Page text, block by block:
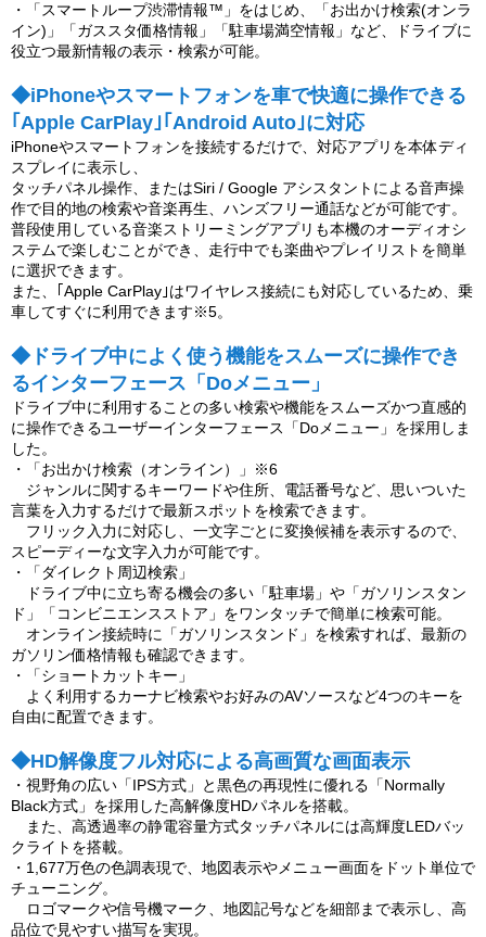
・「スマートループ渋滞情報™」をはじめ、「お出かけ検索(オンラ
イン)」「ガススタ価格情報」「駐車場満空情報」など、ドライブに
役立つ最新情報の表示・検索が可能。
◆iPhoneやスマートフォンを車で快適に操作できる
｢Apple CarPlay｣｢Android Auto｣に対応
iPhoneやスマートフォンを接続するだけで、対応アプリを本体ディ
スプレイに表示し、
タッチパネル操作、またはSiri / Google アシスタントによる音声操
作で目的地の検索や音楽再生、ハンズフリー通話などが可能です。
普段使用している音楽ストリーミングアプリも本機のオーディオシ
ステムで楽しむことができ、走行中でも楽曲やプレイリストを簡単
に選択できます。
また、｢Apple CarPlay｣はワイヤレス接続にも対応しているため、乗
車してすぐに利用できます※5。
◆ドライブ中によく使う機能をスムーズに操作でき
るインターフェース「Doメニュー」
ドライブ中に利用することの多い検索や機能をスムーズかつ直感的
に操作できるユーザーインターフェース「Doメニュー」を採用しま
した。
・「お出かけ検索（オンライン）」※6
ジャンルに関するキーワードや住所、電話番号など、思いついた
言葉を入力するだけで最新スポットを検索できます。
フリック入力に対応し、一文字ごとに変換候補を表示するので、
スピーディーな文字入力が可能です。
・「ダイレクト周辺検索」
ドライブ中に立ち寄る機会の多い「駐車場」や「ガソリンスタン
ド」「コンビニエンスストア」をワンタッチで簡単に検索可能。
オンライン接続時に「ガソリンスタンド」を検索すれば、最新の
ガソリン価格情報も確認できます。
・「ショートカットキー」
よく利用するカーナビ検索やお好みのAVソースなど4つのキーを
自由に配置できます。
◆HD解像度フル対応による高画質な画面表示
・視野角の広い「IPS方式」と黒色の再現性に優れる「Normally
Black方式」を採用した高解像度HDパネルを搭載。
また、高透過率の静電容量方式タッチパネルには高輝度LEDバッ
クライトを搭載。
・1,677万色の色調表現で、地図表示やメニュー画面をドット単位で
チューニング。
ロゴマークや信号機マーク、地図記号などを細部まで表示し、高
品位で見やすい描写を実現。